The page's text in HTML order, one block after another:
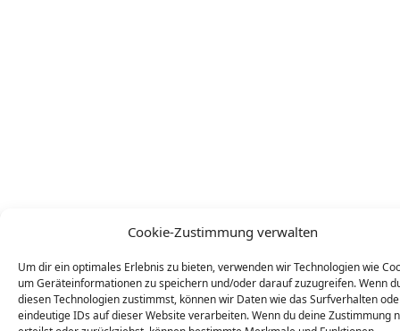
Cookie-Zustimmung verwalten
Um dir ein optimales Erlebnis zu bieten, verwenden wir Technologien wie
um Geräteinformationen zu speichern und/oder darauf zuzugreifen. Wenn
diesen Technologien zustimmst, können wir Daten wie das Surfverhalten
eindeutige IDs auf dieser Website verarbeiten. Wenn du deine Zustimmung